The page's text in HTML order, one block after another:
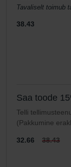
Tavaliselt toimub
38.43
Saa toode
Telli
(Pakkumine
32.66 38.43